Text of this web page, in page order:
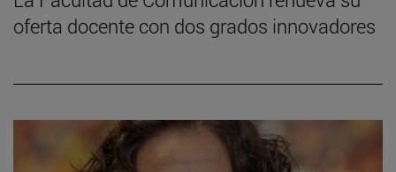
oferta docente con dos grados innovadores